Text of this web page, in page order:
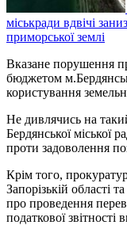
міськради вдвічі
приморської землі
Вказане порушення
бюджетом
користування
Не дивлячись на
Бердянської міської
проти задоволення
Крім того,
Запорізькій області
про проведення
податкової звітності